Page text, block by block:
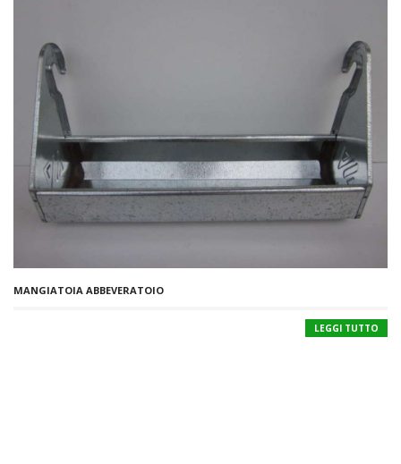
MANGIATOIA ABBEVERATOIO
LEGGI TUTTO